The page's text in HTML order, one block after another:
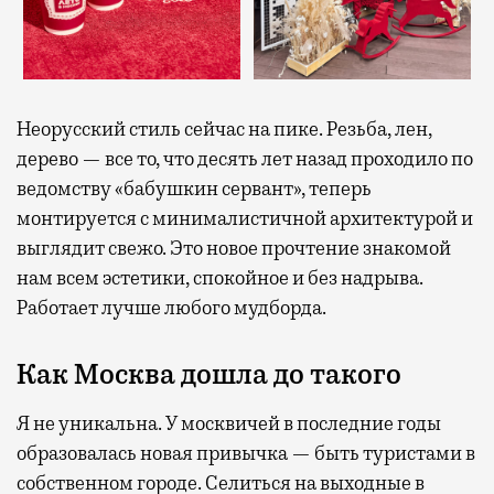
Неорусский стиль сейчас на пике. Резьба, лен,
дерево — все то, что десять лет назад проходило по
ведомству «бабушкин сервант», теперь
монтируется с минималистичной архитектурой и
выглядит свежо. Это новое прочтение знакомой
нам всем эстетики, спокойное и без надрыва.
Работает лучше любого мудборда.
Как Москва дошла до такого
Я не уникальна. У москвичей в последние годы
образовалась новая привычка — быть туристами в
собственном городе. Селиться на выходные в